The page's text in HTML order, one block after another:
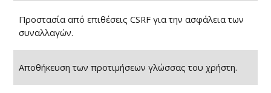
Προστασία από επιθέσεις CSRF για την ασφάλεια των
συναλλαγών.
Αποθήκευση των προτιμήσεων γλώσσας του χρήστη.